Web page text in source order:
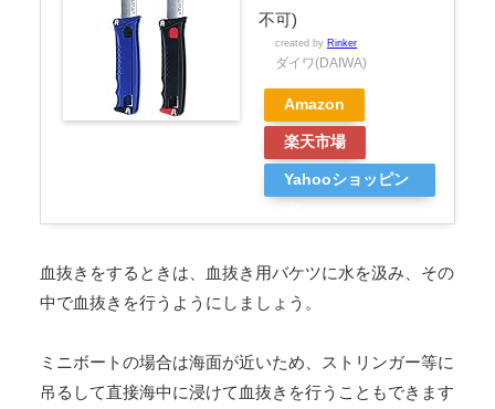
不可)
created by Rinker
ダイワ(DAIWA)
Amazon
楽天市場
Yahooショッピン
血抜きをするときは、血抜き用バケツに水を汲み、その
中で血抜きを行うようにしましょう。
ミニボートの場合は海面が近いため、ストリンガー等に
吊るして直接海中に浸けて血抜きを行うこともできます